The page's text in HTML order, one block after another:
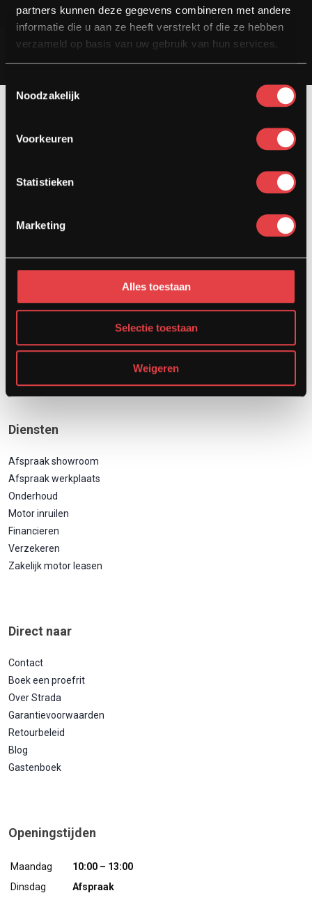
partners kunnen deze gegevens combineren met andere
informatie die u aan ze heeft verstrekt of die ze hebben
verzameld op basis van uw gebruik van hun services.
Noodzakelijk
Voorkeuren
Statistieken
Marketing
Alles toestaan
Selectie toestaan
Weigeren
Kardinaal van Rossumstraat 44-A
info@stradamotoren.nl
Whatsapp
Diensten
Afspraak showroom
Afspraak werkplaats
Onderhoud
Motor inruilen
Financieren
Verzekeren
Zakelijk motor leasen
Direct naar
Contact
Boek een proefrit
Over Strada
Garantievoorwaarden
Retourbeleid
Blog
Gastenboek
Openingstijden
Maandag
10:00 – 13:00
Dinsdag
Afspraak